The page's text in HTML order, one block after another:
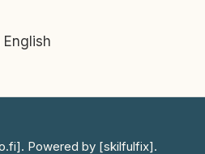
Powered by [skilfulfix].